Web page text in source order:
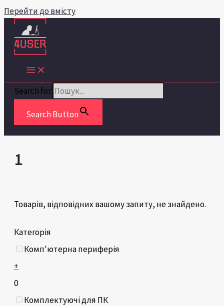
Перейти до вмісту
Search for:
Search Button
Категорія
Комп'ютерна периферія
+
0
Комплектуючі для ПК
1
Товарів, відповідних вашому запиту, не знайдено.